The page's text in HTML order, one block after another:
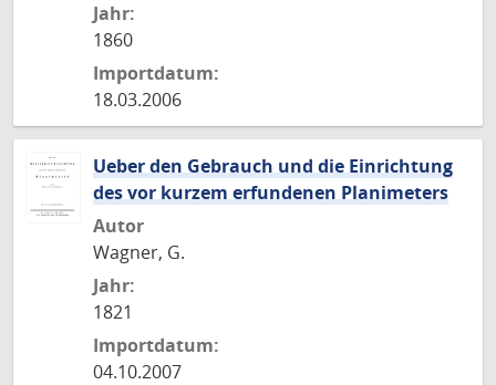
Jahr:
1860
Importdatum:
18.03.2006
Ueber den Gebrauch und die Einrichtung
des vor kurzem erfundenen Planimeters
Autor
Wagner, G.
Jahr:
1821
Importdatum:
04.10.2007